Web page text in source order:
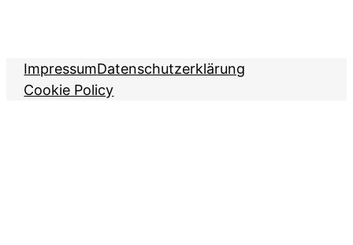
ImpressumDatenschutzerklärung
Cookie Policy